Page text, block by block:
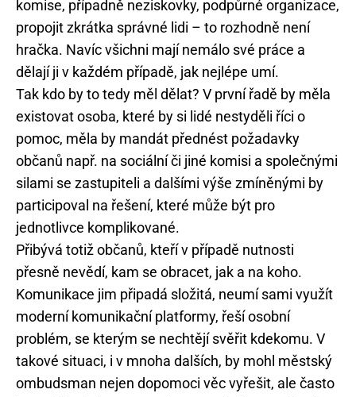
komise, případně neziskovky, podpůrné organizace,
propojit zkrátka správné lidi – to rozhodně není
hračka. Navíc všichni mají nemálo své práce a
dělají ji v každém případě, jak nejlépe umí.
Tak kdo by to tedy měl dělat? V první řadě by měla
existovat osoba, které by si lidé nestyděli říci o
pomoc, měla by mandát přednést požadavky
občanů např. na sociální či jiné komisi a společnými
silami se zastupiteli a dalšími výše zmíněnými by
participoval na řešení, které může být pro
jednotlivce komplikované.
Přibývá totiž občanů, kteří v případě nutnosti
přesně nevědí, kam se obracet, jak a na koho.
Komunikace jim připadá složitá, neumí sami využít
moderní komunikační platformy, řeší osobní
problém, se kterým se nechtějí svěřit kdekomu. V
takové situaci, i v mnoha dalších, by mohl městský
ombudsman nejen dopomoci věc vyřešit, ale často